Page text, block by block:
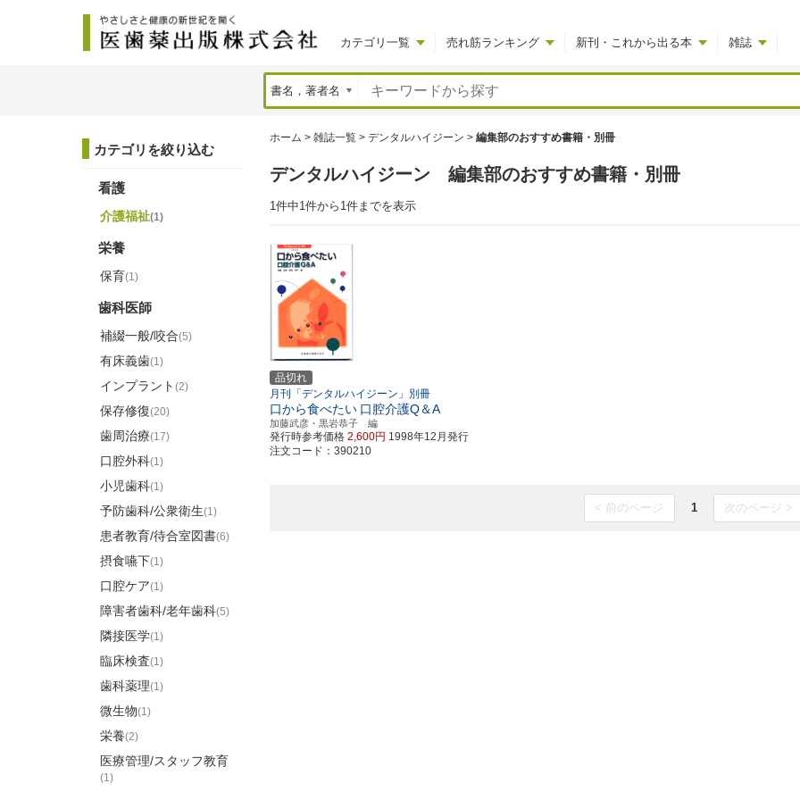
カテゴリ一覧 売れ筋ランキング 新刊・これから出る本 雑誌
ホーム > 雑誌一覧 > デンタルハイジーン > 編集部のおすすめ書籍・別冊
デンタルハイジーン 編集部のおすすめ書籍・別冊
1件中1件から1件までを表示
品切れ
月刊「デンタルハイジーン」別冊
口から食べたい 口腔介護Q＆A
加藤武彦・黒岩恭子 編
発行時参考価格 2,600円 1998年12月発行
注文コード：390210
< 前のページ 1 次のページ >
カテゴリを絞り込む
看護
介護福祉(1)
栄養
保育(1)
歯科医師
補綴一般/咬合(5)
有床義歯(1)
インプラント (2)
保存修復(20)
歯周治療(17)
口腔外科(1)
小児歯科(1)
予防歯科/公衆衛生(1)
患者教育/待合室図書(6)
摂食嚥下(1)
口腔ケア(1)
障害者歯科/老年歯科(5)
隣接医学(1)
臨床検査(1)
歯科薬理(1)
微生物(1)
栄養(2)
医療管理/スタッフ教育
(1)